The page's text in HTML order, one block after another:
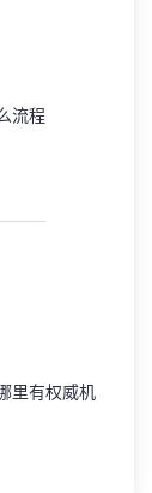
流程
里有权威机